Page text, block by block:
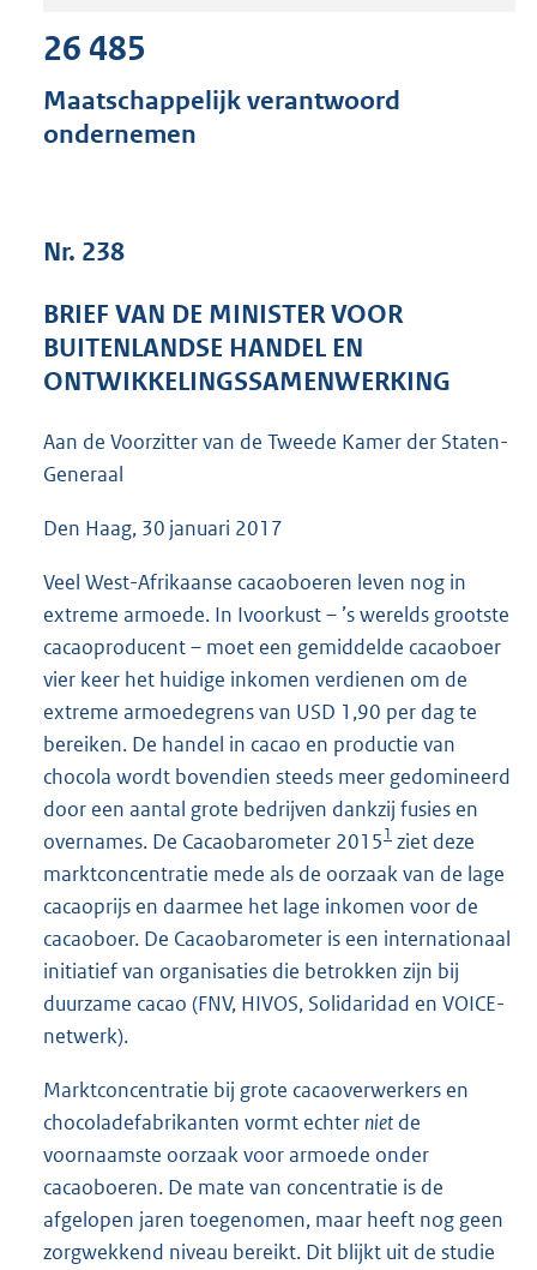
d
s
:
5
K
26 485
Maatschappelijk verantwoord
ondernemen
Nr. 238
BRIEF VAN DE MINISTER VOOR
BUITENLANDSE HANDEL EN
ONTWIKKELINGSSAMENWERKING
Aan de Voorzitter van de Tweede Kamer der Staten-
Generaal
Den Haag, 30 januari 2017
Veel West-Afrikaanse cacaoboeren leven nog in
extreme armoede. In Ivoorkust – ’s werelds grootste
cacaoproducent – moet een gemiddelde cacaoboer
vier keer het huidige inkomen verdienen om de
extreme armoedegrens van USD 1,90 per dag te
bereiken. De handel in cacao en productie van
chocola wordt bovendien steeds meer gedomineerd
door een aantal grote bedrijven dankzij fusies en
overnames. De Cacaobarometer 20151 ziet deze
marktconcentratie mede als de oorzaak van de lage
cacaoprijs en daarmee het lage inkomen voor de
cacaoboer. De Cacaobarometer is een internationaal
initiatief van organisaties die betrokken zijn bij
duurzame cacao (FNV, HIVOS, Solidaridad en VOICE-
netwerk).
Marktconcentratie bij grote cacaoverwerkers en
chocoladefabrikanten vormt echter niet de
voornaamste oorzaak voor armoede onder
cacaoboeren. De mate van concentratie is de
afgelopen jaren toegenomen, maar heeft nog geen
zorgwekkend niveau bereikt. Dit blijkt uit de studie